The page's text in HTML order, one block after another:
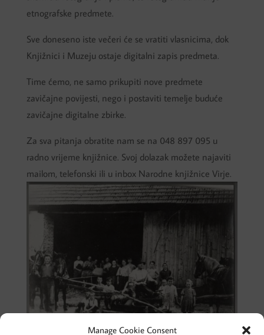
Manage Cookie Consent
etnografske predmete.
Sve doneseno iste večeri će se vratiti vlasnicima, dok
Knjižnici i Muzeju ostaje digitalni zapis predmeta.
Time ćemo, ne samo prikupiti nove predmete
zavičajne povijesti, nego i postaviti temelje buduće
zavičajne digitalne zbirke.
Za sva pitanja obratite nam se na 048 897 095 u
radno vrijeme knjižnice. Svoj dolazak možete najaviti
mailom, telefonski ili u inbox Narodne knjižnice Virje.